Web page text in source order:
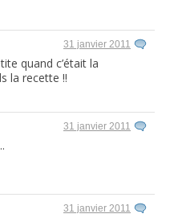
31 janvier 2011
quand c’était la
la recette !!
31 janvier 2011
31 janvier 2011